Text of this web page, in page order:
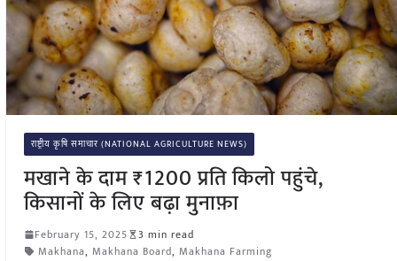
राष्ट्रीय कृषि समाचार (NATIONAL AGRICULTURE NEWS)
मखाने के दाम ₹1200 प्रति किलो पहुंचे,
किसानों के लिए बढ़ा मुनाफ़ा
February 15, 2025
3 min read
Makhana, Makhana Board, Makhana Farming